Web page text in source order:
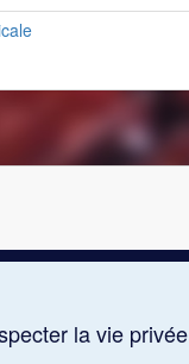
la vie privée